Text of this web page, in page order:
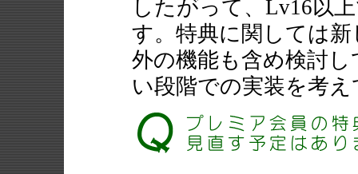
したがって、Lv16以
す。特典に関しては
外の機能も含め検討
い段階での実装を考